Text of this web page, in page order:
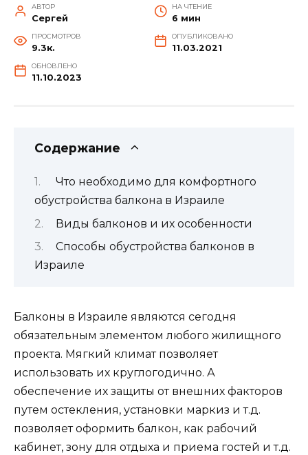
АВТОР
Сергей
НА ЧТЕНИЕ
6 мин
ПРОСМОТРОВ
9.3к.
ОПУБЛИКОВАНО
11.03.2021
ОБНОВЛЕНО
11.10.2023
Содержание
Что необходимо для комфортного
обустройства балкона в Израиле
Виды балконов и их особенности
Способы обустройства балконов в
Израиле
Балконы в Израиле являются сегодня
обязательным элементом любого жилищного
проекта. Мягкий климат позволяет
использовать их круглогодично. А
обеспечение их защиты от внешних факторов
путем остекления, установки маркиз и т.д.
позволяет оформить балкон, как рабочий
кабинет, зону для отдыха и приема гостей и т.д.